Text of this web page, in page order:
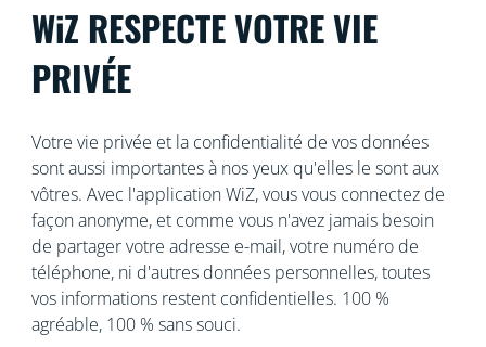
WiZ RESPECTE VOTRE VIE
PRIVÉE
Votre vie privée et la confidentialité de vos données
sont aussi importantes à nos yeux qu'elles le sont aux
vôtres. Avec l'application WiZ, vous vous connectez de
façon anonyme, et comme vous n'avez jamais besoin
de partager votre adresse e-mail, votre numéro de
téléphone, ni d'autres données personnelles, toutes
vos informations restent confidentielles. 100 %
agréable, 100 % sans souci.